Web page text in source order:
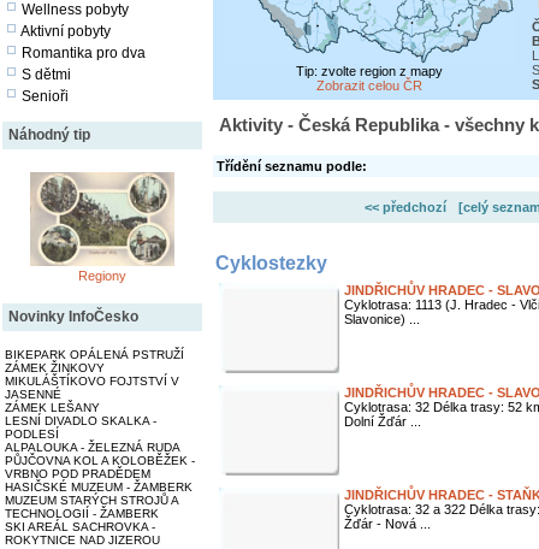
Wellness pobyty
Aktivní pobyty
Romantika pro dva
S dětmi
Senioři
Náhodný tip
Regiony
Novinky InfoČesko
BIKEPARK OPÁLENÁ PSTRUŽÍ
ZÁMEK ŽINKOVY
MIKULÁŠTÍKOVO FOJTSTVÍ V
JASENNÉ
ZÁMEK LEŠANY
LESNÍ DIVADLO SKALKA -
PODLESÍ
ALPALOUKA - ŽELEZNÁ RUDA
PŮJČOVNA KOL A KOLOBĚŽEK -
VRBNO POD PRADĚDEM
HASIČSKÉ MUZEUM - ŽAMBERK
MUZEUM STARÝCH STROJŮ A
TECHNOLOGIÍ - ŽAMBERK
SKI AREÁL SACHROVKA -
ROKYTNICE NAD JIZEROU
Tip: zvolte region z mapy
Zobrazit celou ČR
Aktivity - Česká Republika - všechny
Třídění seznamu podle:
<< předchozí [celý
Cyklostezky
JINDŘICHŮV HRADEC -
Cyklotrasa: 1113 (J. Hradec -
Slavonice) ...
JINDŘICHŮV HRADEC -
Cyklotrasa: 32 Délka trasy: 52
Dolní Žďár ...
JINDŘICHŮV HRADEC -
Cyklotrasa: 32 a 322 Délka
Žďár - Nová ...